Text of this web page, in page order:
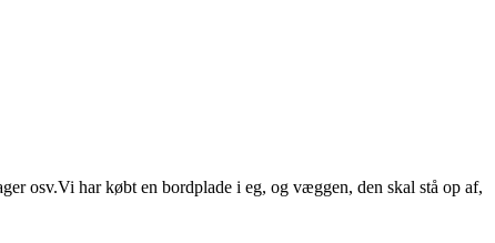
osv.Vi har købt en bordplade i eg, og væggen, den skal stå op af,